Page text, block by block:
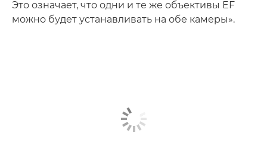
Это означает, что одни и те же объективы EF
можно будет устанавливать на обе камеры».